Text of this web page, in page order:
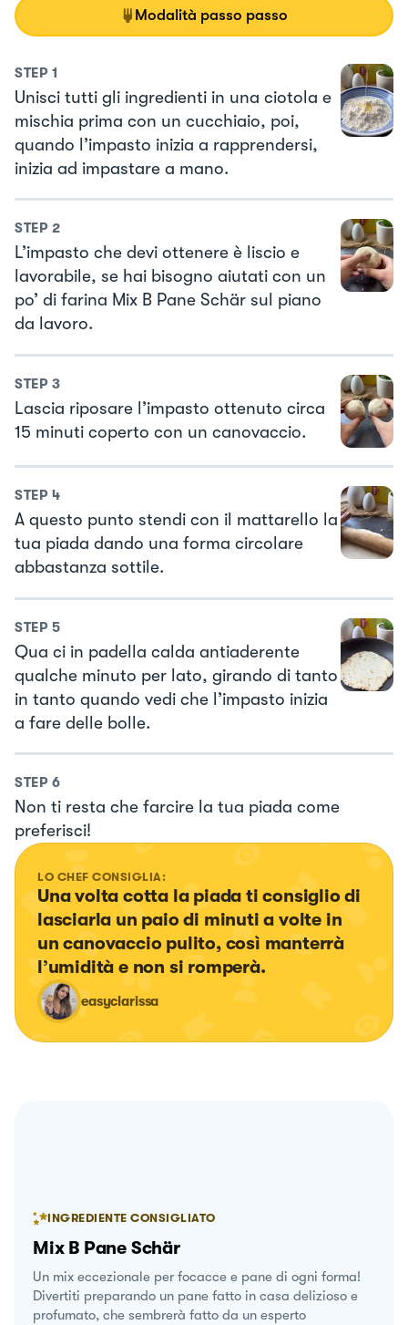
Modalità passo passo
STEP 1
Unisci tutti gli ingredienti in una ciotola e
mischia prima con un cucchiaio, poi,
quando l’impasto inizia a rapprendersi,
inizia ad impastare a mano.
STEP 2
L’impasto che devi ottenere è liscio e
lavorabile, se hai bisogno aiutati con un
po’ di farina Mix B Pane Schär sul piano
da lavoro.
STEP 3
Lascia riposare l’impasto ottenuto circa
15 minuti coperto con un canovaccio.
STEP 4
A questo punto stendi con il mattarello la
tua piada dando una forma circolare
abbastanza sottile.
STEP 5
Qua ci in padella calda antiaderente
qualche minuto per lato, girando di tanto
in tanto quando vedi che l’impasto inizia
a fare delle bolle.
STEP 6
Non ti resta che farcire la tua piada come
preferisci!
LO CHEF CONSIGLIA:
Una volta cotta la piada ti consiglio di
lasciarla un paio di minuti a volte in
un canovaccio pulito, così manterrà
l’umidità e non si romperà.
easyclarissa
INGREDIENTE CONSIGLIATO
Mix B Pane Schär
Un mix eccezionale per focacce e pane di ogni forma!
Divertiti preparando un pane fatto in casa delizioso e
profumato, che sembrerà fatto da un esperto